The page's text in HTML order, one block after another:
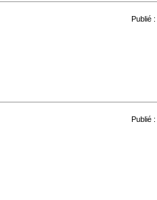
Publié :
Publié :